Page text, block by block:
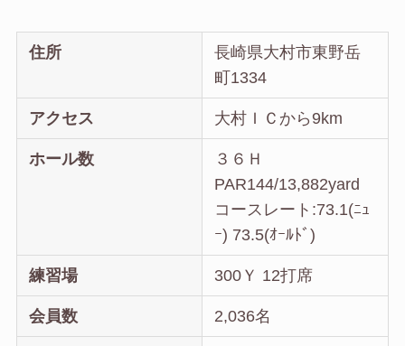
住所
長崎県大村市東野岳
町1334
アクセス 大村ＩＣから9km
ホール数
３６Ｈ
PAR144/13,882yard
コースレート:73.1(ﾆｭ
ｰ) 73.5(ｵｰﾙﾄﾞ)
練習場 300Ｙ 12打席
会員数 2,036名